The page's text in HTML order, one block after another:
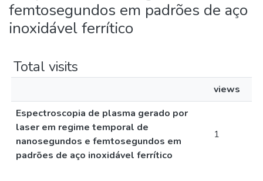
femtosegundos em padrões de aço
inoxidável ferrítico
Total visits
views
Espectroscopia de plasma gerado por
laser em regime temporal de
nanosegundos e femtosegundos em
padrões de aço inoxidável ferrítico
1